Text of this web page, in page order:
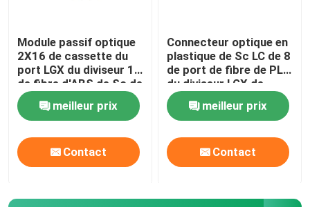
Module passif optique
2X16 de cassette du
port LGX du diviseur 16
de fibre d'ABS de Sc de
LC ignifuge
meilleur prix
Contact
Connecteur optique en
plastique de Sc LC de 8
de port de fibre de PLC
du diviseur LGX de
cassette ABS de
modulemeilleur prix
Contact